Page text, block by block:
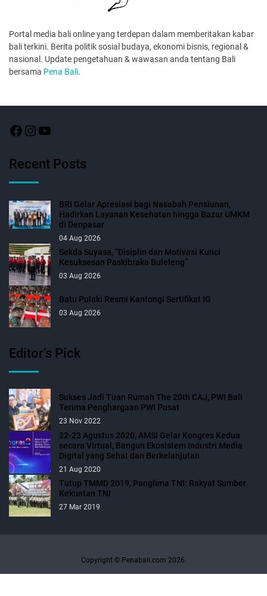
Portal media bali online yang terdepan dalam memberitakan kabar
bali terkini. Berita politik sosial budaya, ekonomi bisnis, regional &
nasional. Update pengetahuan & wawasan anda tentang Bali
bersama Pena Bali.
Recent Posts
BRI Gelar Apresiasi bagi Nasabah Pensiunan,
Hadirkan Layanan Kesehatan hingga Bazar UMKM
di Denpasar
04 Aug 2026
Sekda Suyasa, “Disiplin dan Motivasi Kunci
Kesuksesan Paskibraka Buleleng”
03 Aug 2026
Batu Pulaki Resmi Kantongi Sertifikat IG
03 Aug 2026
Editor’s Pick
Sukses Jadi Tuan Rumah The 20th CAJ, PWI Bali
Terima Penghargaan PWI Pusat
23 Nov 2022
22-23 Agustus 2020, AMSI Gelar Kongres Kedua
secara Virtual, Bangun Ekosistem Industri Media
Digital yang Sehat dan Berkelanjutan
21 Aug 2020
Tutup TMMD 2019, Panglima TNI: Rakyat Sumber
Kekuatan TNI
27 Mar 2019
Copyright © Penabali.com 2026.